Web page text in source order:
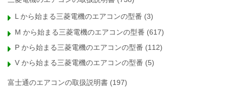
L から始まる三菱電機のエアコンの型番 (3)
M から始まる三菱電機のエアコンの型番 (617)
P から始まる三菱電機のエアコンの型番 (112)
V から始まる三菱電機のエアコンの型番 (5)
富士通のエアコンの取扱説明書 (197)